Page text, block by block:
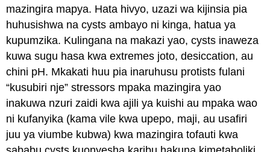
mazingira mapya. Hata hivyo, uzazi wa kijinsia pia
huhusishwa na cysts ambayo ni kinga, hatua ya
kupumzika. Kulingana na makazi yao, cysts inaweza
kuwa sugu hasa kwa extremes joto, desiccation, au
chini pH. Mkakati huu pia inaruhusu protists fulani
“kusubiri nje” stressors mpaka mazingira yao
inakuwa nzuri zaidi kwa ajili ya kuishi au mpaka wao
ni kufanyika (kama vile kwa upepo, maji, au usafiri
juu ya viumbe kubwa) kwa mazingira tofauti kwa